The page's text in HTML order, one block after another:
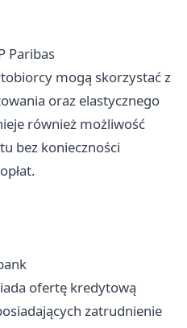
Paribas
mogą skorzystać z
oraz elastycznego
również możliwość
bez konieczności
ofertę kredytową
zatrudnienie